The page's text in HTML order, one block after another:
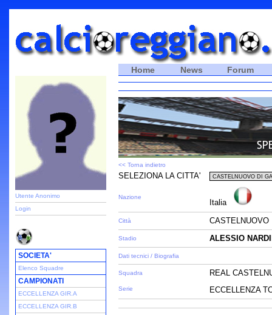
Utente Anonimo
Login
SOCIETA'
Elenco Squadre
CAMPIONATI
ECCELLENZA GIR.A
ECCELLENZA GIR.B
Home News Forum
<< Torna indietro
SELEZIONA LA CITTA'
Nazione
Italia
Città CASTELNUOVO
Stadio ALESSIO
Dati tecnici / Biografia
Squadra
Serie
REAL
ECCELLENZA